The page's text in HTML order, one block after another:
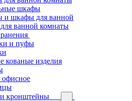
шкафы
и шкафы для ванной
ванной комнаты
и пуфы
кованые изделия
офисное
кронштейны